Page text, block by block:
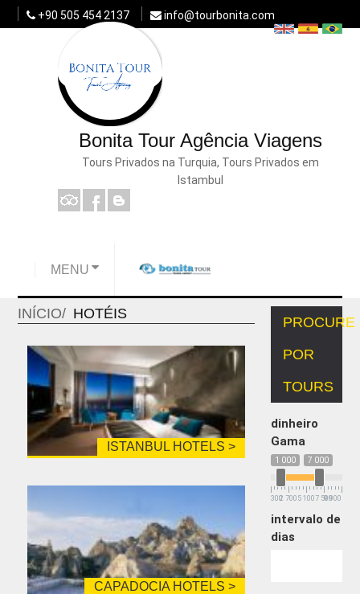
+90 505 454 2137 info@tourbonita.com
Bonita Tour Agência Viagens
Tours Privados na Turquia, Tours Privados em
Istambul
MENU
INÍCIO HOTÉIS
ISTANBUL HOTELS >
CAPADOCIA HOTELS >
PROCURE
POR
TOURS
dinheiro
Gama
1 000 7 000
3002 700 5 100 7 5009 900
intervalo de
dias